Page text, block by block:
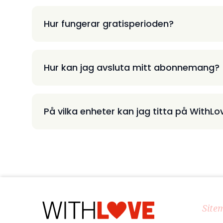
Hur fungerar gratisperioden?
Hur kan jag avsluta mitt abonnemang?
På vilka enheter kan jag titta på